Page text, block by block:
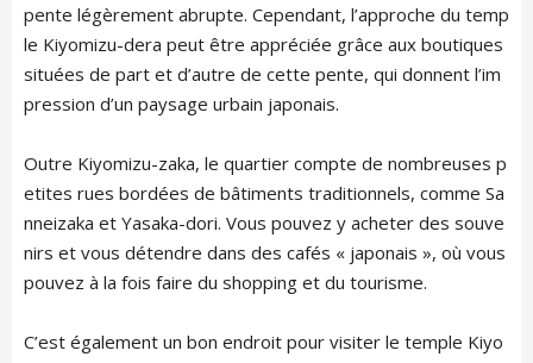
pente légèrement abrupte. Cependant, l’approche du temp
le Kiyomizu-dera peut être appréciée grâce aux boutiques
situées de part et d’autre de cette pente, qui donnent l’im
pression d’un paysage urbain japonais.
Outre Kiyomizu-zaka, le quartier compte de nombreuses p
etites rues bordées de bâtiments traditionnels, comme Sa
nneizaka et Yasaka-dori. Vous pouvez y acheter des souve
nirs et vous détendre dans des cafés « japonais », où vous
pouvez à la fois faire du shopping et du tourisme.
C’est également un bon endroit pour visiter le temple Kiyo